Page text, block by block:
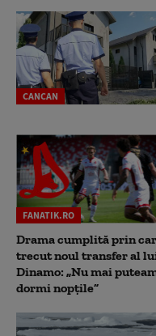
CANCAN
FANATIK.RO
Drama cumplită prin
trecut noul transfer al
Dinamo: „Nu mai
dormi nopțile”